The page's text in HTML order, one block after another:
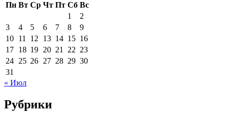
Пн Вт Ср Чт Пт Сб Вс
1
2
3
4 5 6 7 8
9
10 11 12 13 14 15 16
17 18 19 20 21 22 23
24 25 26 27 28 29 30
31
« Июл
Рубрики